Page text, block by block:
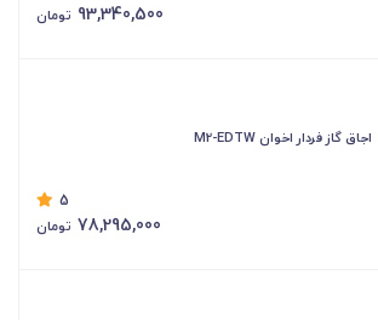
93,340,500 تومان
اجاق گاز فردار اخوان M2-EDTW
5
78,295,000 تومان